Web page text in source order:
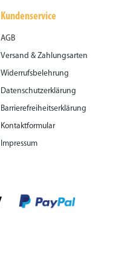
Kundenservice
AGB
Versand & Zahlungsarten
Widerrufsbelehrung
Datenschutzerklärung
Barrierefreiheitserklärung
Kontaktformular
Impressum